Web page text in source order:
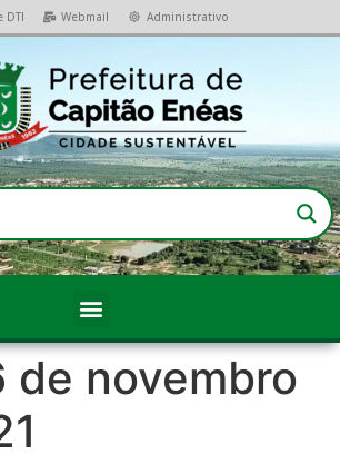
DTI Webmail Administrativo
de novembro